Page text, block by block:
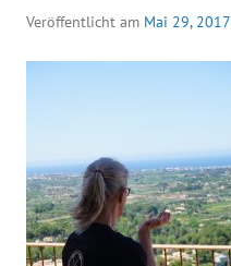
Veröffentlicht am Mai 29, 2017